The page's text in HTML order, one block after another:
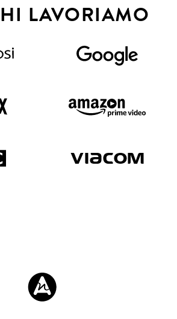
LAVORIAMO